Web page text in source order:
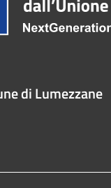
di Lumezzane